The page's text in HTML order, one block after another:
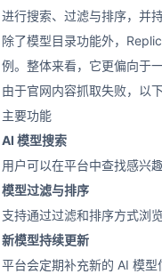
进行搜索、过滤与排序，并
除了模型目录功能外，
例。整体来看，它更偏向于
由于官网内容抓取失败，以
主要功能
AI 模型搜索
用户可以在平台中查找感兴
模型过滤与排序
支持通过过滤和排序方式浏
新模型持续更新
平台会定期补充新的 AI 模型